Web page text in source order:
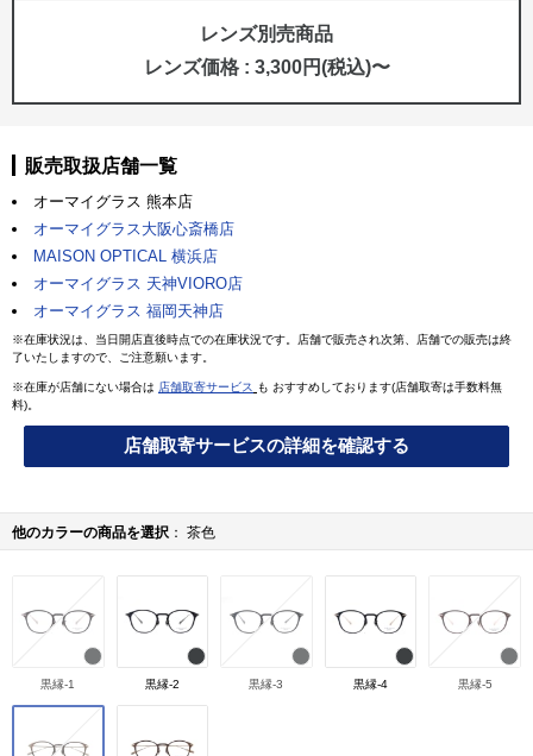
レンズ別売商品
レンズ価格 : 3,300円(税込)〜
販売取扱店舗一覧
オーマイグラス 熊本店
オーマイグラス大阪心斎橋店
MAISON OPTICAL 横浜店
オーマイグラス 天神VIORO店
オーマイグラス 福岡天神店
※在庫状況は、当日開店直後時点での在庫状況です。店舗で販売され次第、店舗での販売は終
了いたしますので、ご注意願います。
※在庫が店舗にない場合は 店舗取寄サービス
も おすすめしております(店舗取寄は手数料無
料)。
店舗取寄サービスの詳細を確認する
他のカラーの商品を選択 茶色
黒縁-1 黒縁-2 黒縁-3 黒縁-4 黒縁-5